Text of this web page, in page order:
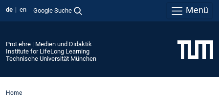
de en Google Suche Menü
ProLehre | Medien und Didaktik
Institute for LifeLong Learning
Technische Universität München
Home